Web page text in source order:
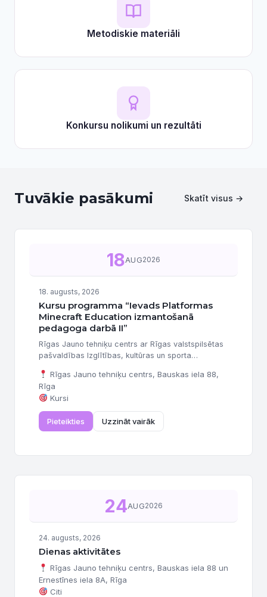
Metodiskie materiāli
Konkursu nolikumi un rezultāti
Tuvākie pasākumi Skatīt visus →
18AUG2026
18. augusts, 2026
Kursu programma “Ievads Platformas
Minecraft Education izmantošanā
pedagoga darbā II”
Rīgas Jauno tehniķu centrs ar Rīgas valstspilsētas
pašvaldības Izglītības, kultūras un sporta
aicina pieteikties interešu izglītības programmu
pedagogus, izglītības metodiķus un direktoru
vietniekus profesionālās kompetences pilnveides
programmas apguvei “Ievads Platformas Minecraft
Education izmantošanā pedagoga darbā II” (12
stundas). Kursi būs piemēroti arī skolotājiem bez
Vieta un laiks: Paredzēti...
Rīgas Jauno tehniķu centrs, Bauskas iela 88,
Rīga
Kursi
Pieteikties Uzzināt vairāk
24AUG2026
24. augusts, 2026
Dienas aktivitātes
Rīgas Jauno tehniķu centrs, Bauskas iela 88 un
Ernestīnes iela 8A, Rīga
Citi